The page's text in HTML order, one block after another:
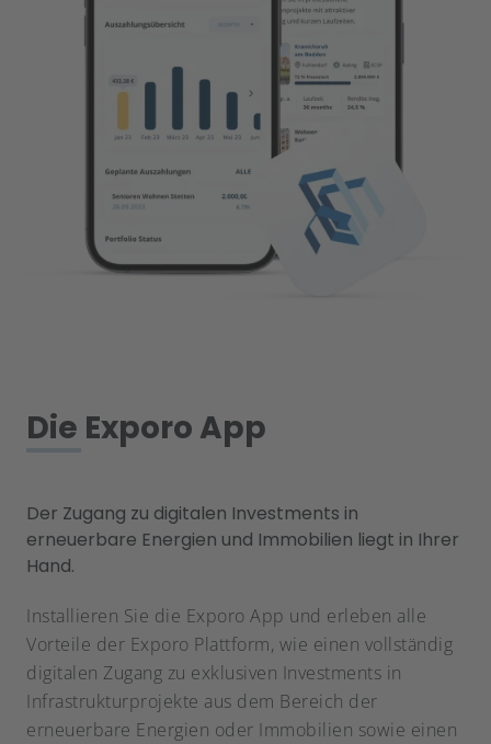
Die Exporo App
Der Zugang zu digitalen Investments in
erneuerbare Energien und Immobilien liegt in Ihrer
Hand.
Installieren Sie die Exporo App und erleben alle
Vorteile der Exporo Plattform, wie einen vollständig
digitalen Zugang zu exklusiven Investments in
Infrastrukturprojekte aus dem Bereich der
erneuerbare Energien oder Immobilien sowie einen